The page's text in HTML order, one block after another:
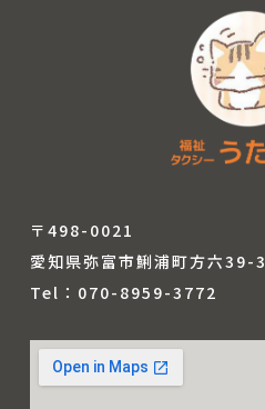
〒498-0021
愛知県弥富市鯏浦町方六39-3
Tel：070-8959-3772